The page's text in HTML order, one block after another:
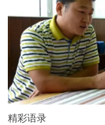
精彩语录